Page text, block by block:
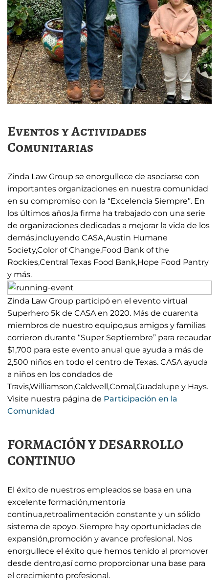
Eventos y Actividades
Comunitarias
Zinda Law Group se enorgullece de asociarse con
importantes organizaciones en nuestra comunidad
en su compromiso con la “Excelencia Siempre”. En
los últimos años,la firma ha trabajado con una serie
de organizaciones dedicadas a mejorar la vida de los
demás,incluyendo CASA,Austin Humane
Society,Color of Change,Food Bank of the
Rockies,Central Texas Food Bank,Hope Food Pantry
y más.
Zinda Law Group participó en el evento virtual
Superhero 5k de CASA en 2020. Más de cuarenta
miembros de nuestro equipo,sus amigos y familias
corrieron durante “Super Septiembre” para recaudar
$1,700 para este evento anual que ayuda a más de
2,500 niños en todo el centro de Texas. CASA ayuda
a niños en los condados de
Travis,Williamson,Caldwell,Comal,Guadalupe y Hays.
Visite nuestra página de Participación en la
Comunidad
FORMACIÓN Y DESARROLLO
CONTINUO
El éxito de nuestros empleados se basa en una
excelente formación,mentoría
continua,retroalimentación constante y un sólido
sistema de apoyo. Siempre hay oportunidades de
expansión,promoción y avance profesional. Nos
enorgullece el éxito que hemos tenido al promover
desde dentro,así como proporcionar una base para
el crecimiento profesional.